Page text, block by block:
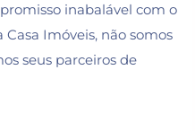
inabalável com o
Imóveis, não somos
seus parceiros de